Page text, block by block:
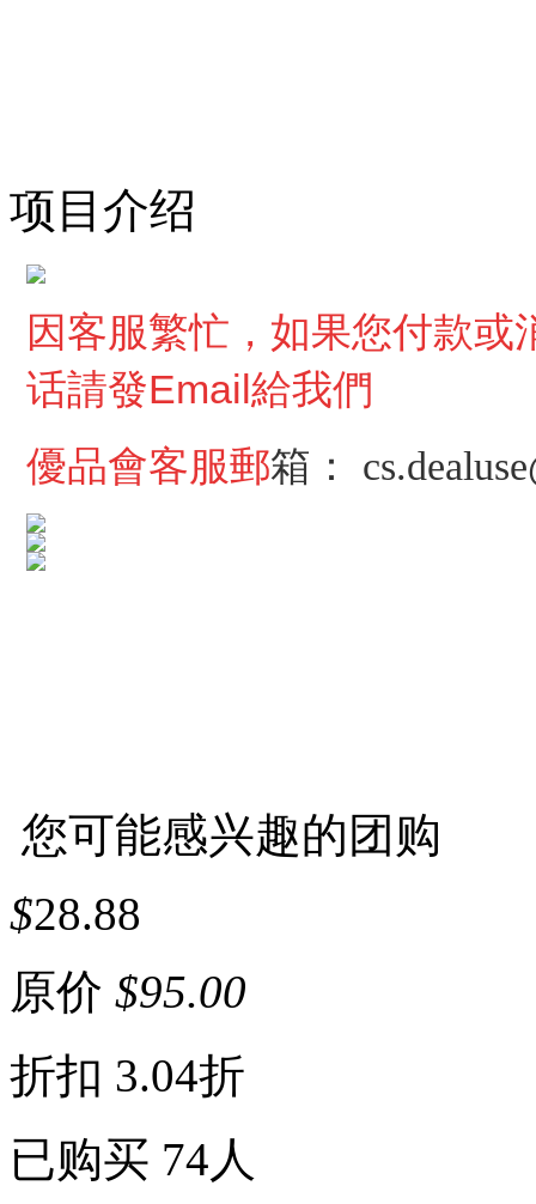
项目介绍
因客服繁忙， 如果您付款或
话請發Email給我們
優品會客服郵箱：
您可能感兴趣的团购
$28.88
原价 $95.00
折扣 3.04折
已购买 74人